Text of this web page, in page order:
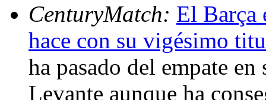
CenturyMatch: El Barça
hace con su vigésimo
ha pasado del empate
Levante aunque ha